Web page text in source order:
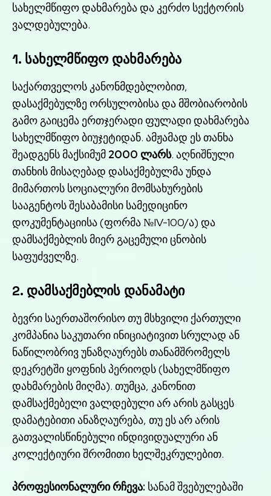
სახელმწიფო დახმარება და კერძო სექტორის
ვალდებულება.
1. სახელმწიფო დახმარება
საქართველოს კანონმდებლობით,
დასაქმებულზე ორსულობისა და მშობიარობის
გამო გაიცემა ერთჯერადი ფულადი დახმარება
სახელმწიფო ბიუჯეტიდან. ამჟამად ეს თანხა
შეადგენს მაქსიმუმ 2000 ლარს. აღნიშნული
თანხის მისაღებად დასაქმებულმა უნდა
მიმართოს სოციალური მომსახურების
სააგენტოს შესაბამისი სამედიცინო
დოკუმენტაციისა (ფორმა №IV-100/ა) და
დამსაქმებლის მიერ გაცემული ცნობის
საფუძველზე.
2. დამსაქმებლის დანამატი
ბევრი საერთაშორისო თუ მსხვილი ქართული
კომპანია საკუთარი ინიციატივით სრულად ან
ნაწილობრივ უნაზღაურებს თანამშრომელს
დეკრეტში ყოფნის პერიოდს (სახელმწიფო
დახმარების მიღმა). თუმცა, კანონით
დამსაქმებელი ვალდებული არ არის გასცეს
დამატებითი ანაზღაურება, თუ ეს არ არის
გათვალისწინებული ინდივიდუალური ან
კოლექტიური შრომითი ხელშეკრულებით.
პროფესიონალური რჩევა: სანამ შვებულებაში